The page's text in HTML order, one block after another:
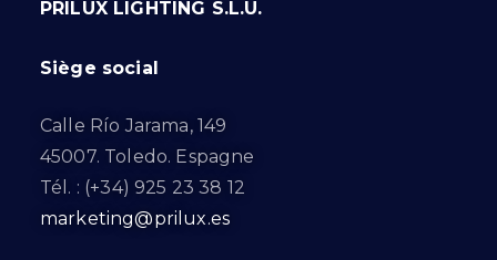
PRILUX LIGHTING S.L.U.
Siège social
Calle Río Jarama, 149
45007. Toledo. Espagne
Tél. : (+34) 925 23 38 12
marketing@prilux.es